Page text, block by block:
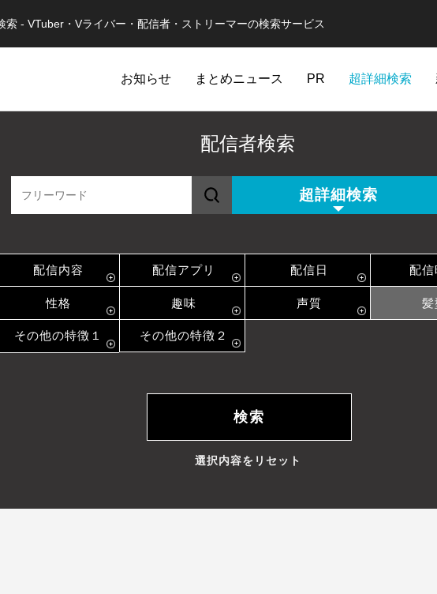
- VTuber・Vライバー・配信者・ストリーマーの検索サービス
お知らせ まとめニュース PR 超詳細検索
配信者検索
超詳細検索
配信内容 配信アプリ 配信日 配信
性格 趣味 声質 髪
その他の特徴１ その他の特徴２
選択内容をリセット